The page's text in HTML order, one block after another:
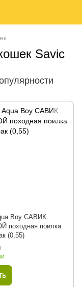
Savic
Boy САВИК
походная поилка
(0,55)